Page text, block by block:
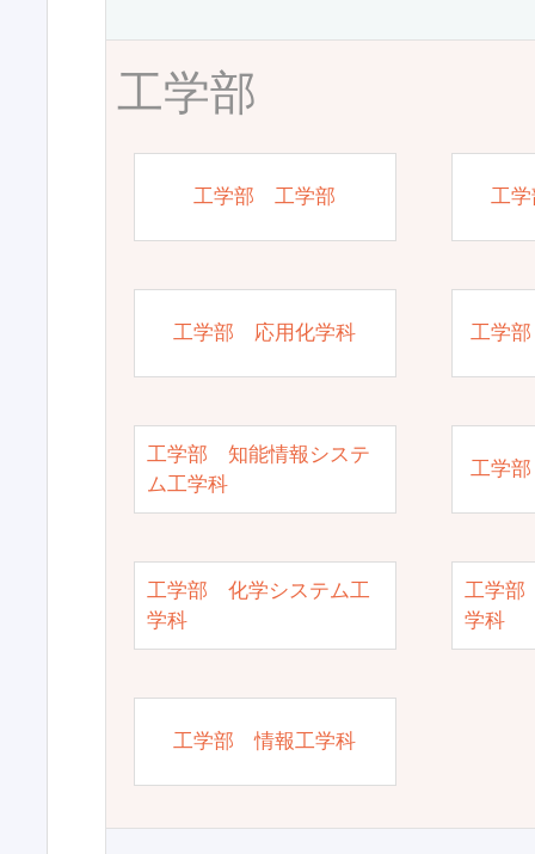
工学部
工学部 工学部 工
工学部 応用化学科 工学
工学部 知能情報システ
ム工学科
工学
工学部 化学システム工
学科
工学部
学科
工学部 情報工学科